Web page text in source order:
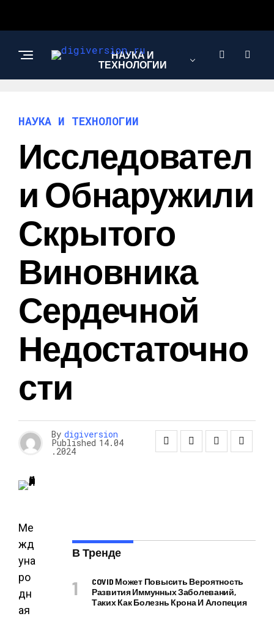
НАУКА И
ТЕХНОЛОГИИ
НАУКА И ТЕХНОЛОГИИ
Исследовател
И Обнаружили
Скрытого
Виновника
Сердечной
Недостаточно
Сти
By digiversion
Published 14.04
.2024
Ме
жд
уна
ро
дн
ая
В Тренде
COVID Может Повысить Вероятность
Развития Иммунных Заболеваний,
Таких Как Болезнь Крона И Алопеция